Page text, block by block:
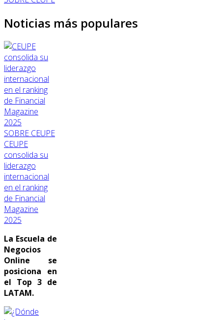
Noticias más populares
SOBRE CEUPE
CEUPE
consolida su
liderazgo
internacional
en el ranking
de Financial
Magazine
2025
La Escuela de
Negocios
Online se
posiciona en
el Top 3 de
LATAM.